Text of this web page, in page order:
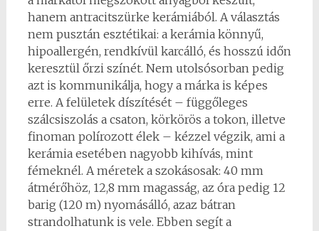
hanem antracitszürke kerámiából. A választás
nem pusztán esztétikai: a kerámia könnyű,
hipoallergén, rendkívül karcálló, és hosszú időn
keresztül őrzi színét. Nem utolsósorban pedig
azt is kommunikálja, hogy a márka is képes
erre. A felületek díszítését – függőleges
szálcsiszolás a csaton, körkörös a tokon, illetve
finoman polírozott élek – kézzel végzik, ami a
kerámia esetében nagyobb kihívás, mint
fémeknél. A méretek a szokásosak: 40 mm
átmérőhöz, 12,8 mm magasság, az óra pedig 12
barig (120 m) nyomásálló, azaz bátran
strandolhatunk is vele. Ebben segít a